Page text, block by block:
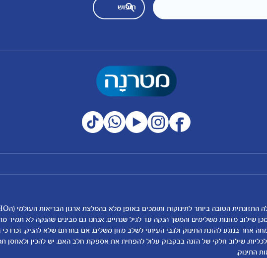
מועדון מטרנה
רכישת מוצרים
נושאים
תזונה ובריאות בהריון
שמות לתינוקות
התפתחות התינוק
כלים ומחשבונים
מחשבון שמות
מחשבון התפתחות וגדילת
שילוב מזונות משלימים והמשך הנקה עד לגיל שנתיים. אנחנו גם מבינים שהנקה לא תמיד
אחר בנוגע להזנת התינוק ולגבי העיתוי לשלב מזון משלים. אם בחרתם שלא להניק, זכרו כי
שילוב חלקי של הזנה בבקבוק עלול להפחית את אספקת חלב האם. יש להכין ולאחסן
התינוק.